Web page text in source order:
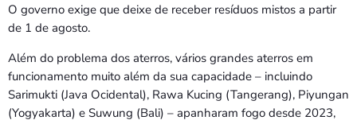
O governo exige que deixe de receber resíduos mistos a partir
de 1 de agosto.
Além do problema dos aterros, vários grandes aterros em
funcionamento muito além da sua capacidade – incluindo
Sarimukti (Java Ocidental), Rawa Kucing (Tangerang), Piyungan
(Yogyakarta) e Suwung (Bali) – apanharam fogo desde 2023,